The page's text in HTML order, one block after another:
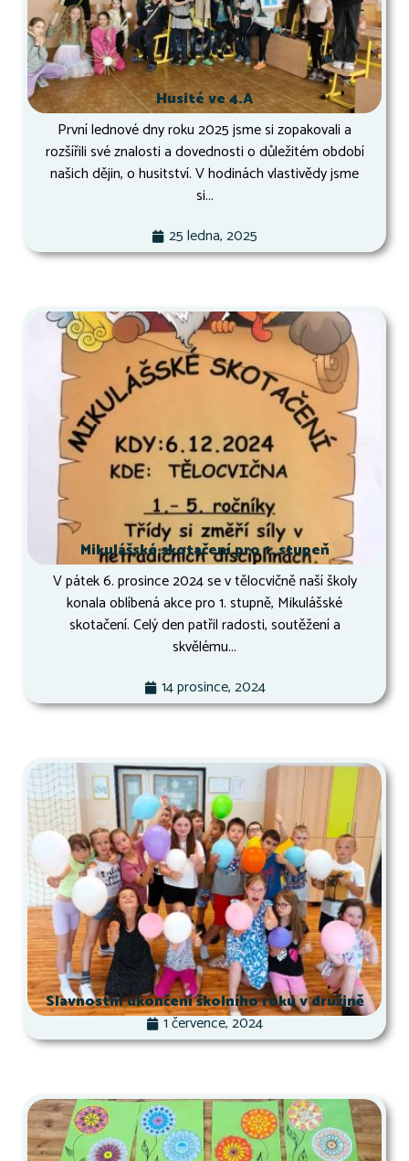
Husité ve 4.A
První lednové dny roku 2025 jsme si zopakovali a
rozšířili své znalosti a dovednosti o důležitém období
našich dějin, o husitství. V hodinách vlastivědy jsme
si...
25 ledna, 2025
Mikulášské skotačení pro 1. stupeň
V pátek 6. prosince 2024 se v tělocvičně naší školy
konala oblíbená akce pro 1. stupně, Mikulášské
skotačení. Celý den patřil radosti, soutěžení a
skvělému...
14 prosince, 2024
Slavnostní ukončení školního roku v družině
1 července, 2024